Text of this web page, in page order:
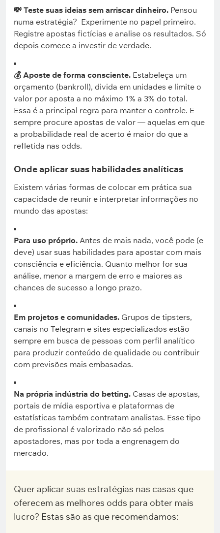
💸 Teste suas ideias sem arriscar dinheiro. Pensou
numa estratégia? Experimente no papel primeiro.
Registre apostas fictícias e analise os resultados. Só
depois comece a investir de verdade.
💰 Aposte de forma consciente. Estabeleça um
orçamento (bankroll), divida em unidades e limite o
valor por aposta a no máximo 1% a 3% do total.
Essa é a principal regra para manter o controle. E
sempre procure apostas de valor — aquelas em que
a probabilidade real de acerto é maior do que a
refletida nas odds.
Onde aplicar suas habilidades analíticas
Existem várias formas de colocar em prática sua
capacidade de reunir e interpretar informações no
mundo das apostas:
Para uso próprio. Antes de mais nada, você pode (e
deve) usar suas habilidades para apostar com mais
consciência e eficiência. Quanto melhor for sua
análise, menor a margem de erro e maiores as
chances de sucesso a longo prazo.
Em projetos e comunidades. Grupos de tipsters,
canais no Telegram e sites especializados estão
sempre em busca de pessoas com perfil analítico
para produzir conteúdo de qualidade ou contribuir
com previsões mais embasadas.
Na própria indústria do betting. Casas de apostas,
portais de mídia esportiva e plataformas de
estatísticas também contratam analistas. Esse tipo
de profissional é valorizado não só pelos
apostadores, mas por toda a engrenagem do
mercado.
Quer aplicar suas estratégias nas casas que
oferecem as melhores odds para obter mais
lucro? Estas são as que recomendamos: